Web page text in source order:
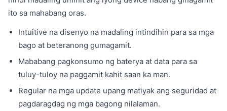
ito sa mahabang oras.
Intuitive na disenyo na madaling intindihin para sa mga
bago at beteranong gumagamit.
Mababang pagkonsumo ng baterya at data para sa
tuluy-tuloy na paggamit kahit saan ka man.
Regular na mga update upang matiyak ang seguridad at
pagdaragdag ng mga bagong nilalaman.